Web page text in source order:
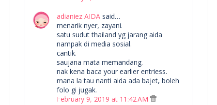
adianiez AIDA said…
menarik nyer, zayani.
satu sudut thailand yg jarang aida
nampak di media sosial.
cantik.
saujana mata memandang.
nak kena baca your earlier entriess.
mana la tau nanti aida ada bajet, boleh
folo gi jugak.
February 9, 2019 at 11:42 AM